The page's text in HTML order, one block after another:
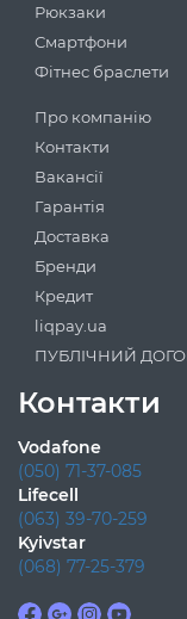
Рюкзаки
Смартфони
Фітнес браслети
Про компанію
Контакти
Вакансії
Гарантія
Доставка
Бренди
Кредит
liqpay.ua
ПУБЛІЧНИЙ
Контакти
Vodafone
(050) 71-37-085
Lifecell
(063) 39-70-259
Kyivstar
(068) 77-25-379